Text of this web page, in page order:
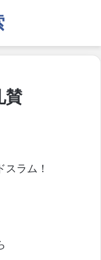
賛
ラム！